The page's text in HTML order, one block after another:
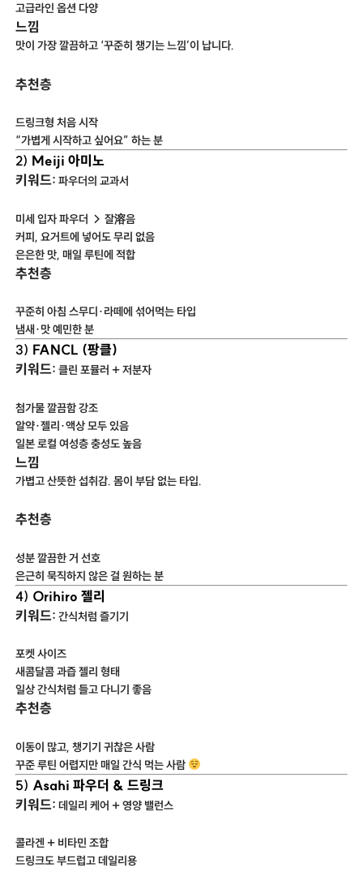
고급라인 옵션 다양
느낌
맛이 가장 깔끔하고 ‘꾸준히 챙기는 느낌’이 납니다.
추천층
드링크형 처음 시작
“가볍게 시작하고 싶어요” 하는 분
2) Meiji 아미노
키워드: 파우더의 교과서
미세 입자 파우더 → 잘溶음
커피, 요거트에 넣어도 무리 없음
은은한 맛, 매일 루틴에 적합
추천층
꾸준히 아침 스무디·라떼에 섞어먹는 타입
냄새·맛 예민한 분
3) FANCL (팡클)
키워드: 클린 포뮬러 + 저분자
첨가물 깔끔함 강조
알약·젤리·액상 모두 있음
일본 로컬 여성층 충성도 높음
느낌
가볍고 산뜻한 섭취감. 몸이 부담 없는 타입.
추천층
성분 깔끔한 거 선호
은근히 묵직하지 않은 걸 원하는 분
4) Orihiro 젤리
키워드: 간식처럼 즐기기
포켓 사이즈
새콤달콤 과즙 젤리 형태
일상 간식처럼 들고 다니기 좋음
추천층
이동이 많고, 챙기기 귀찮은 사람
꾸준 루틴 어렵지만 매일 간식 먹는 사람
5) Asahi 파우더 & 드링크
키워드: 데일리 케어 + 영양 밸런스
콜라겐 + 비타민 조합
드링크도 부드럽고 데일리용